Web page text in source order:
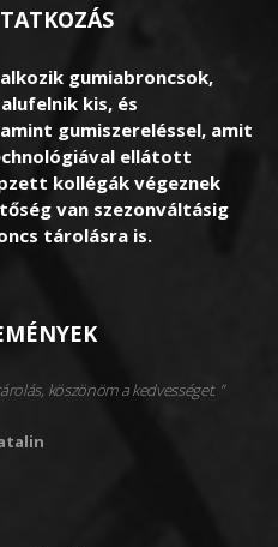
gumiabroncsok,
kis, és
gumiszereléssel, amit
ellátott
kollégák végeznek
van szezonváltásig
tárolásra is.
köszönöm a kedvességet.